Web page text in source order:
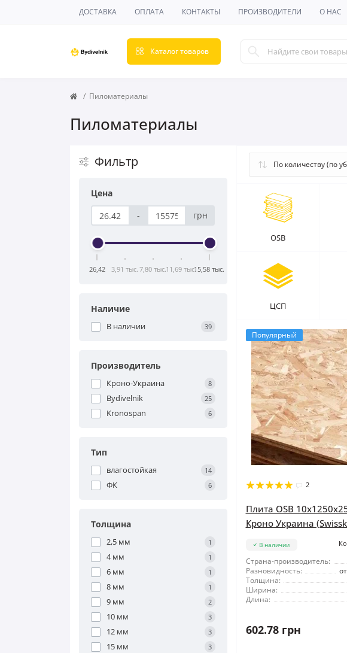
ДОСТАВКА ОПЛАТА КОНТАКТЫ ПРОИЗВОДИТЕЛИ О НАС
Каталог товаров
Пиломатериалы
Пиломатериалы
Фильтр
Цена
-
грн
26,42 3,91 тыс. 7,80 тыс.11,69 тыс.15,58 тыс.
Наличие
В наличии 39
Производитель
Кроно-Украина 8
Bydivelnik 25
Kronospan 6
Тип
влагостойкая 14
ФК 6
Толщина
2,5 мм 1
4 мм 1
6 мм 1
8 мм 1
9 мм 2
10 мм 3
12 мм 3
15 мм 3
OSB
ЦСП
Популярный
2
Плита OSB
Кроно Украина
В наличии
Страна-производитель:
Разновидность:
Толщина:
Ширина:
Длина:
602.78 грн